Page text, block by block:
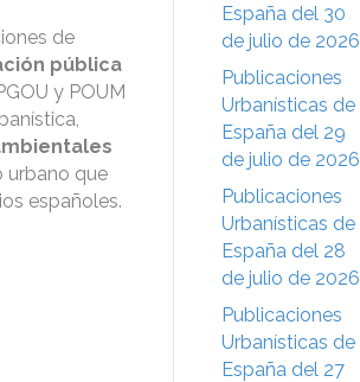
de
pública
y POUM
urbano que
españoles.
España del 30
de julio de 2026
Publicaciones
Urbanísticas de
España del 29
de julio de 2026
Publicaciones
Urbanísticas de
España del 28
de julio de 2026
Publicaciones
Urbanísticas de
España del 27